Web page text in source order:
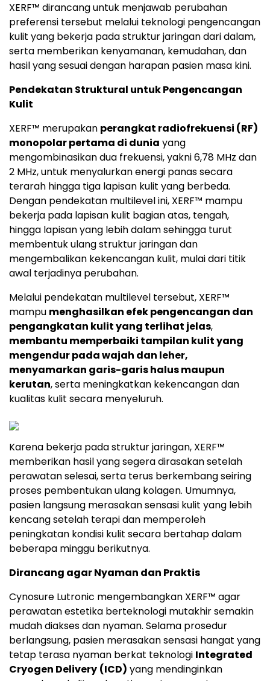
XERF™ dirancang untuk menjawab perubahan
preferensi tersebut melalui teknologi pengencangan
kulit yang bekerja pada struktur jaringan dari dalam,
serta memberikan kenyamanan, kemudahan, dan
hasil yang sesuai dengan harapan pasien masa kini.
Pendekatan Struktural untuk Pengencangan
Kulit
XERF™ merupakan perangkat radiofrekuensi (RF)
monopolar pertama di dunia yang
mengombinasikan dua frekuensi, yakni 6,78 MHz dan
2 MHz, untuk menyalurkan energi panas secara
terarah hingga tiga lapisan kulit yang berbeda.
Dengan pendekatan multilevel ini, XERF™ mampu
bekerja pada lapisan kulit bagian atas, tengah,
hingga lapisan yang lebih dalam sehingga turut
membentuk ulang struktur jaringan dan
mengembalikan kekencangan kulit, mulai dari titik
awal terjadinya perubahan.
Melalui pendekatan multilevel tersebut, XERF™
mampu menghasilkan efek pengencangan dan
pengangkatan kulit yang terlihat jelas,
membantu memperbaiki tampilan kulit yang
mengendur pada wajah dan leher,
menyamarkan garis-garis halus maupun
kerutan, serta meningkatkan kekencangan dan
kualitas kulit secara menyeluruh.
Karena bekerja pada struktur jaringan, XERF™
memberikan hasil yang segera dirasakan setelah
perawatan selesai, serta terus berkembang seiring
proses pembentukan ulang kolagen. Umumnya,
pasien langsung merasakan sensasi kulit yang lebih
kencang setelah terapi dan memperoleh
peningkatan kondisi kulit secara bertahap dalam
beberapa minggu berikutnya.
Dirancang agar Nyaman dan Praktis
Cynosure Lutronic mengembangkan XERF™ agar
perawatan estetika berteknologi mutakhir semakin
mudah diakses dan nyaman. Selama prosedur
berlangsung, pasien merasakan sensasi hangat yang
tetap terasa nyaman berkat teknologi Integrated
Cryogen Delivery (ICD) yang mendinginkan